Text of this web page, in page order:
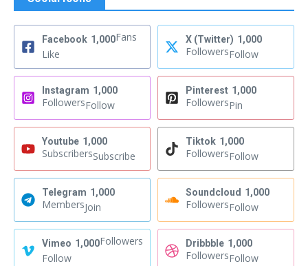
Facebook 1,000Fans
Like
X (Twitter) 1,000
FollowersFollow
Instagram 1,000
FollowersFollow
Pinterest 1,000
FollowersPin
Youtube 1,000
SubscribersSubscribe
Tiktok 1,000
FollowersFollow
Telegram 1,000
MembersJoin
Soundcloud 1,000
FollowersFollow
Vimeo 1,000Followers
Follow
Dribbble 1,000
FollowersFollow